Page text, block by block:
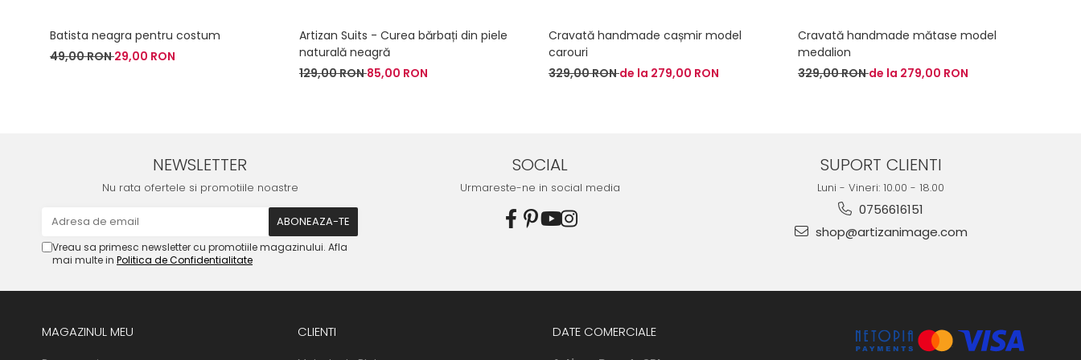
Batista neagra pentru costum
49,00 RON29,00 RON
Artizan Suits - Curea bărbați din piele
naturală neagră
129,00 RON85,00 RON
Cravată handmade cașmir model
carouri
329,00 RONde la 279,00 RON
Cravată handmade mătase model
medalion
329,00 RONde la 279,00 RON
NEWSLETTER
Nu rata ofertele si promotiile noastre
Vreau sa primesc newsletter cu promotiile magazinului. Afla
mai multe in Politica de Confidentialitate
SOCIAL
Urmareste-ne in social media
SUPORT CLIENTI
Luni - Vineri: 10.00 - 18.00
0756616151
shop@artizanimage.com
MAGAZINUL MEU CLIENTI DATE COMERCIALE